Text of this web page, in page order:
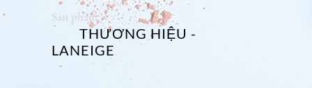
Sản phẩm
THƯƠNG HIỆU -
LANEIGE